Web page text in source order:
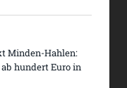
Minden-Hahlen:
hundert Euro in